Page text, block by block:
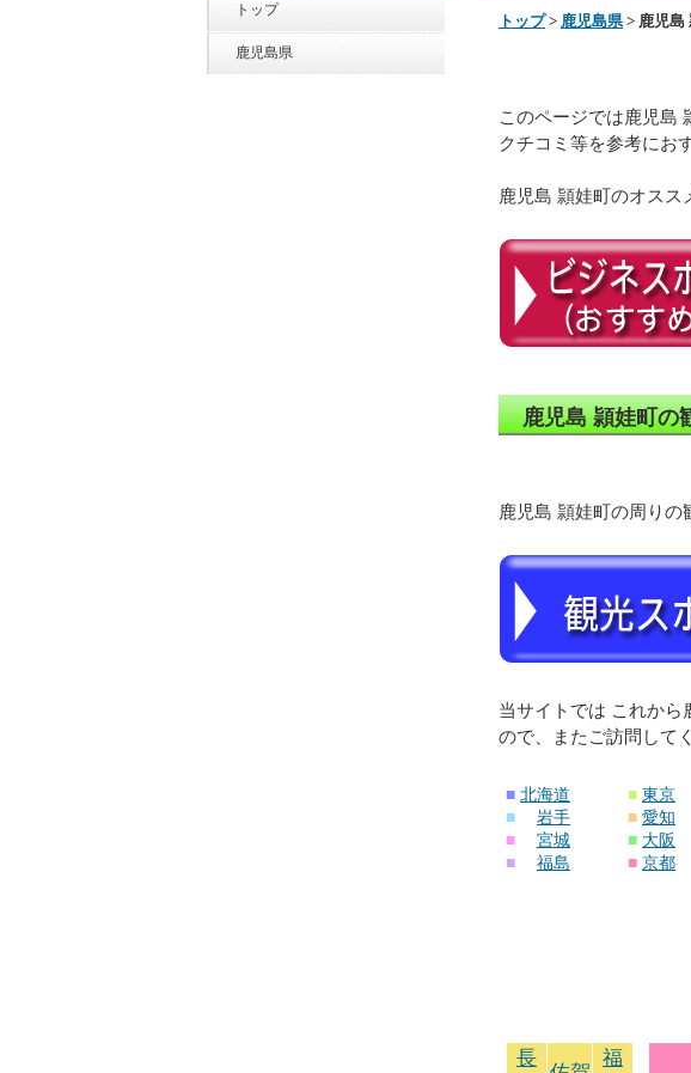
トップ> 鹿児島県> 鹿児島
このページでは鹿児島
クチコミ等を参考にお
鹿児島 頴娃町のオスス
鹿児島 頴娃町の
鹿児島 頴娃町の周りの
当サイトでは これから
ので、またご訪問して
■ 北海道
■
岩手
■
宮城
■
福島
■ 東京
■ 愛知
■ 大阪
■ 京都
長
福
トップ
鹿児島県